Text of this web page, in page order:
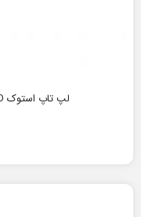
لپ تاپ استوک Asus VivoBook Pro 15 N580GD